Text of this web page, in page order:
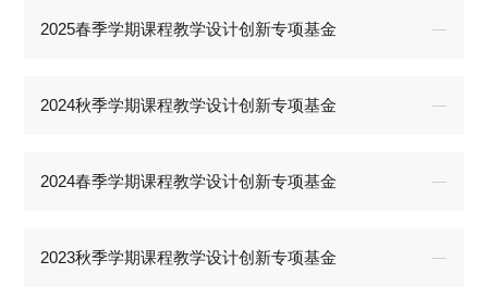
2025春季学期课程教学设计创新专项基金
2024秋季学期课程教学设计创新专项基金
2024春季学期课程教学设计创新专项基金
2023秋季学期课程教学设计创新专项基金